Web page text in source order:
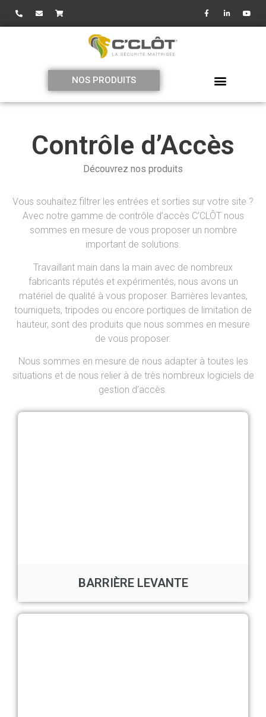
NOS PRODUITS
Contrôle d’Accès
Découvrez nos produits
Vous souhaitez filtrer les entrées et sorties sur votre site ?
Avec notre gamme de contrôle d’accès C’CLÔT nous
sommes en mesure de vous proposer un nombre
important de solutions.
Travaillant main dans la main avec de nombreux
fabricants réputés et expérimentés, nous avons un
matériel de qualité à vous proposer. Barrières levantes,
tourniquets, tripodes ou encore portiques de limitation de
hauteur, sont des produits que nous sommes en mesure
de vous proposer.
Nous sommes en mesure de nous adapter à toutes les
situations et de nous relier à de très nombreux logiciels de
gestion d’accès.
BARRIÈRE LEVANTE